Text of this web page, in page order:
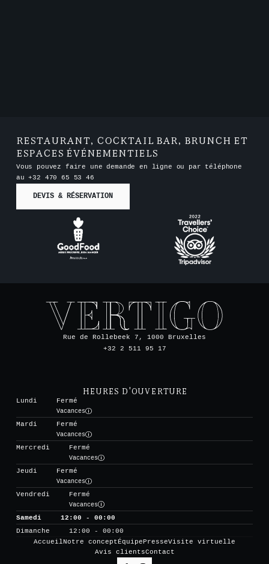
RESTAURANT, COCKTAIL BAR, BRUNCH ET
ESPACES ÉVÉNEMENTIELS
Vous pouvez faire une demande en ligne ou par téléphone
au+32 470 65 53 46
DEVIS & RÉSERVATION
Rue de Rollebeek 7, 1000 Bruxelles
+32 2 511 95 17
HEURES D'OUVERTURE
Lundi
Fermé
Vacances
Mardi
Fermé
Vacances
Mercredi
Fermé
Vacances
Jeudi
Fermé
Vacances
Vendredi
Fermé
Vacances
Samedi
12:00 - 00:00
Dimanche
12:00 - 00:00
AccueilNotre conceptÉquipePresseVisite virtuelle
Avis clientsContact